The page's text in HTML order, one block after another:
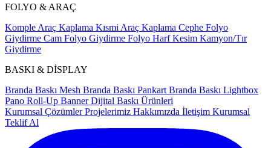
FOLYO & ARAÇ
Komple Araç Kaplama Kısmi Araç Kaplama Cephe Folyo
Giydirme Cam Folyo Giydirme Folyo Harf Kesim Kamyon/Tır
Giydirme
BASKI & DİSPLAY
Branda Baskı Mesh Branda Baskı Pankart Branda Baskı Lightbox
Pano Roll-Up BannerDijital Baskı Ürünleri
Kurumsal ÇözümlerProjelerimiz Hakkımızda İletişim Kurumsal
Teklif Al